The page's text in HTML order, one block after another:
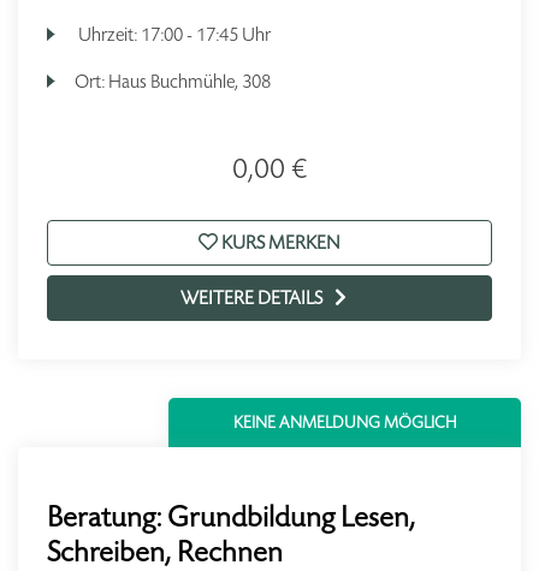
Uhrzeit: 17:00 - 17:45 Uhr
Ort: Haus Buchmühle, 308
0,00 €
KURS MERKEN
WEITERE DETAILS
KEINE ANMELDUNG MÖGLICH
Beratung: Grundbildung Lesen,
Schreiben, Rechnen